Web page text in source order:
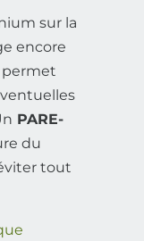
sur la
encore
permet
PARE-
du
tout